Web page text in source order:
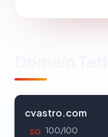
cvastro.com
SG 100/100